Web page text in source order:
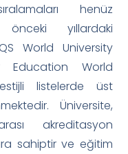
henüz
yıllardaki
World University
Education World
listelerde üst
Üniversite,
akreditasyon
sahiptir ve eğitim